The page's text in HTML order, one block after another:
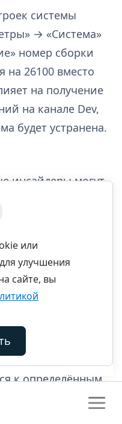
системы
→ «Система»
номер сборки
на 26100 вместо
на получение
на канале Dev,
будет устранена.
инсайдеры могут
из-за
настройка
работают над
Microsoft 365
чтобы
к определённым
или
улучшения
сайте, вы